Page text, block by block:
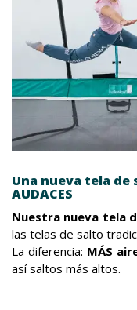
Una nueva tela de
AUDACES
Nuestra nueva tela
las telas de salto
La diferencia: MÁS
así saltos más altos.